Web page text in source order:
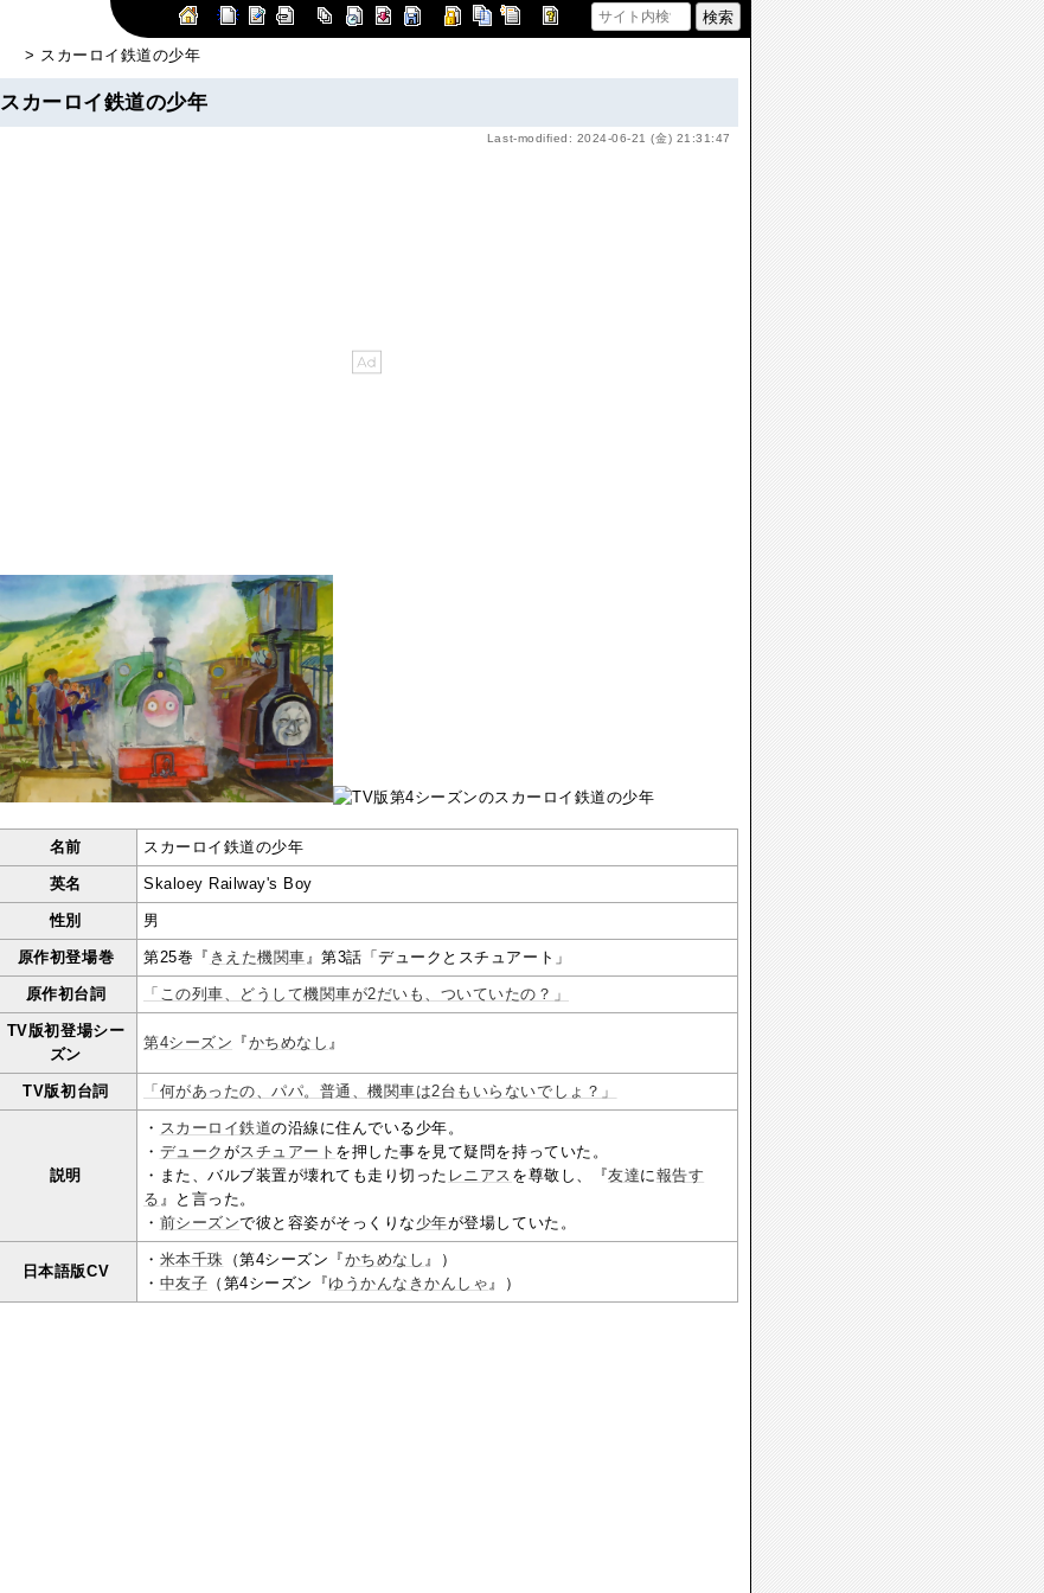
> スカーロイ鉄道の少年
スカーロイ鉄道の少年
Last-modified: 2024-06-21 (金) 21:31:47
名前 スカーロイ鉄道の少年
英名 Skaloey Railway's Boy
性別 男
原作初登場巻 第25巻『 きえた機関車 』第3話「デュークとスチュアート」
原作初台詞 「この列車、どうして機関車が2だいも、ついていたの？」
TV版初登場シー
ズン
第4シーズン 『かちめなし 』
TV版初台詞 「何があったの、パパ。普通、機関車は2台もいらないでしょ？」
説明
・ スカーロイ鉄道の沿線に住んでいる少年。
・ デューク がスチュアート を押した事を見て疑問を持っていた。
・また、バルブ装置が壊れても走り切った レニアス を尊敬し、『友達に報告す
る 』と言った。
・ 前シーズンで彼と容姿がそっくりな 少年が登場していた。
日本語版CV
・ 米本千珠 （第4シーズン『かちめなし 』）
・ 中友子 （第4シーズン『ゆうかんなきかんしゃ 』）